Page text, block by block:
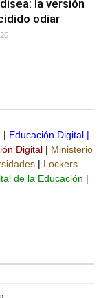
la versión
odiar
| Educación Digital |
Digital | Ministerio
| Lockers
de la Educación |